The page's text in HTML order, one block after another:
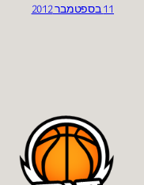
11 בספטמבר 2012